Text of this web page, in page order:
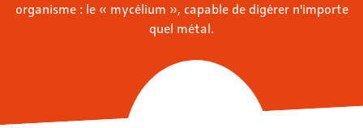
organisme : le « mycélium », capable de digérer n'importe
quel métal.